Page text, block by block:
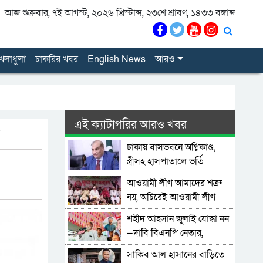
আজ শুক্রবার, ৭ই আগস্ট, ২০২৬ খ্রিস্টাব্দ, ২৩শে শ্রাবণ, ১৪৩৩ বঙ্গাব্দ
চাকরির খবর English News আরও
এই ক্যাটাগরির আরও খবর
ঢাকায় বাসভবনে অগ্নিকাণ্ড,
স্ত্রীসহ হাসপাতালে ভর্তি
পাকিস্তান হাইকমিশনার
আওয়ামী লীগ আমাদের শত্রু
নয়, অচিরেই আওয়ামী লীগ
বিএনপির সঙ্গে মিশে যাবে:
সংসদ সদস্য নাছির
শহীদ আহসান জুলাই যোদ্ধা নন
—দাবি বিএনপি নেতার,
জামায়াত নেতা বললেন,
সাকিব আল হাসানের বাড়িতে